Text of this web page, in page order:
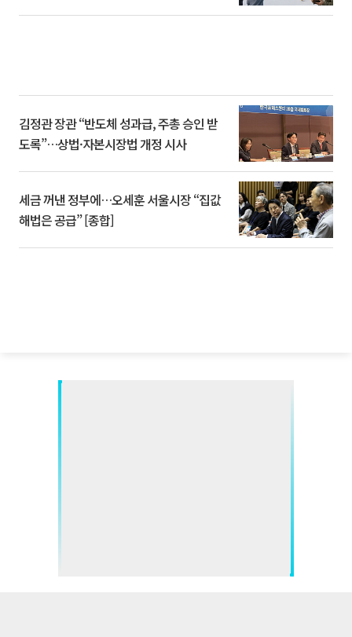
김정관 장관 “반도체 성과급, 주총 승인 받
도록”…상법·자본시장법 개정 시사
세금 꺼낸 정부에…오세훈 서울시장 “집값
해법은 공급” [종합]